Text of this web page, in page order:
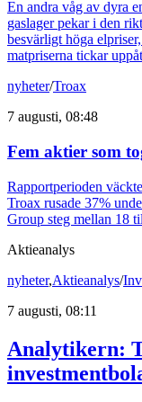
En andra våg av dyra
gaslager pekar i den
besvärligt höga
matpriserna tickar
nyheter/Troax
7 augusti, 08:48
Fem aktier som
Rapportperioden
Troax rusade 37%
Group steg mellan 18
Aktieanalys
nyheter,Aktieanalys/
7 augusti, 08:11
Analytikern: